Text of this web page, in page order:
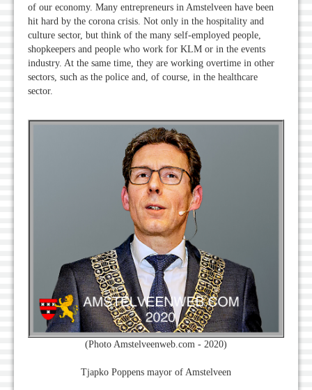
of our economy. Many entrepreneurs in Amstelveen have been
hit hard by the corona crisis. Not only in the hospitality and
culture sector, but think of the many self-employed people,
shopkeepers and people who work for KLM or in the events
industry. At the same time, they are working overtime in other
sectors, such as the police and, of course, in the healthcare
sector.
(Photo Amstelveenweb.com - 2020)
Tjapko Poppens mayor of Amstelveen